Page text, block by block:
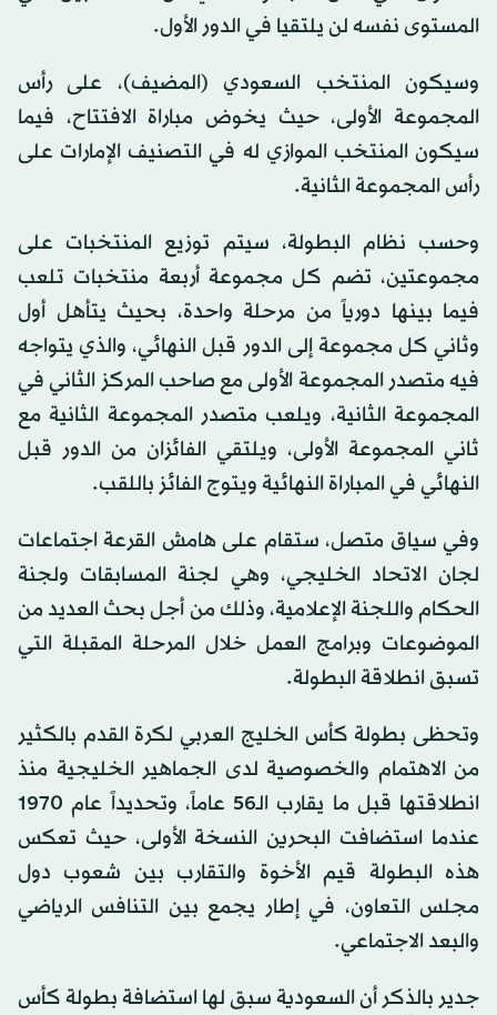
المستوى نفسه لن يلتقيا في الدور الأول.
وسيكون المنتخب السعودي (المضيف)، على رأس
المجموعة الأولى، حيث يخوض مباراة الافتتاح، فيما
سيكون المنتخب الموازي له في التصنيف الإمارات على
رأس المجموعة الثانية.
وحسب نظام البطولة، سيتم توزيع المنتخبات على
مجموعتين، تضم كل مجموعة أربعة منتخبات تلعب
فيما بينها دورياً من مرحلة واحدة، بحيث يتأهل أول
وثاني كل مجموعة إلى الدور قبل النهائي، والذي يتواجه
فيه متصدر المجموعة الأولى مع صاحب المركز الثاني في
المجموعة الثانية، ويلعب متصدر المجموعة الثانية مع
ثاني المجموعة الأولى، ويلتقي الفائزان من الدور قبل
النهائي في المباراة النهائية ويتوج الفائز باللقب.
وفي سياق متصل، ستقام على هامش القرعة اجتماعات
لجان الاتحاد الخليجي، وهي لجنة المسابقات ولجنة
الحكام واللجنة الإعلامية، وذلك من أجل بحث العديد من
الموضوعات وبرامج العمل خلال المرحلة المقبلة التي
تسبق انطلاقة البطولة.
وتحظى بطولة كأس الخليج العربي لكرة القدم بالكثير
من الاهتمام والخصوصية لدى الجماهير الخليجية منذ
انطلاقتها قبل ما يقارب الـ56 عاماً، وتحديداً عام 1970
عندما استضافت البحرين النسخة الأولى، حيث تعكس
هذه البطولة قيم الأخوة والتقارب بين شعوب دول
مجلس التعاون، في إطار يجمع بين التنافس الرياضي
والبعد الاجتماعي.
جدير بالذكر أن السعودية سبق لها استضافة بطولة كأس